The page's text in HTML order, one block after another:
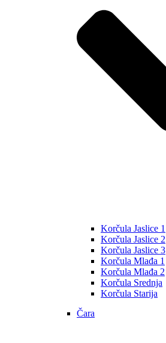
Korčula Jaslice 1
Korčula Jaslice 2
Korčula Jaslice 3
Korčula Mlađa 1
Korčula Mlađa 2
Korčula Srednja
Korčula Starija
Čara